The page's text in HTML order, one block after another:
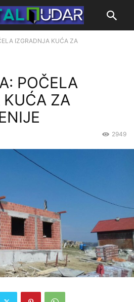
IZGRADNJA KUĆA ZA
POČELA
KUĆA ZA
2949